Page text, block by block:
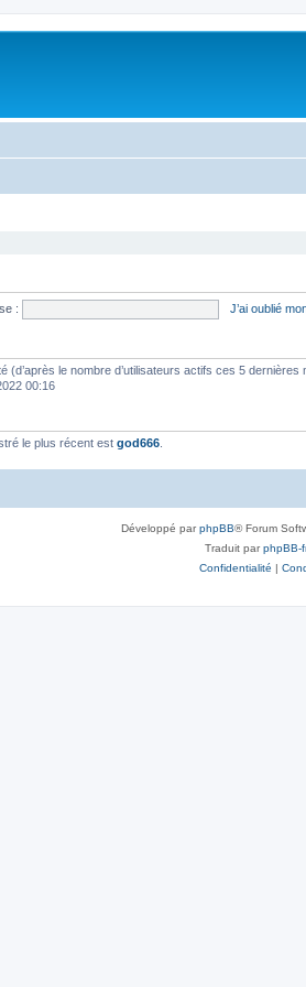
: J’ai oublié
le nombre d’utilisateurs actifs ces 5 dernières
00:16
le plus récent est god666
Développé parphpBB® Forum
Traduit parphpBB-
Confidentialité |